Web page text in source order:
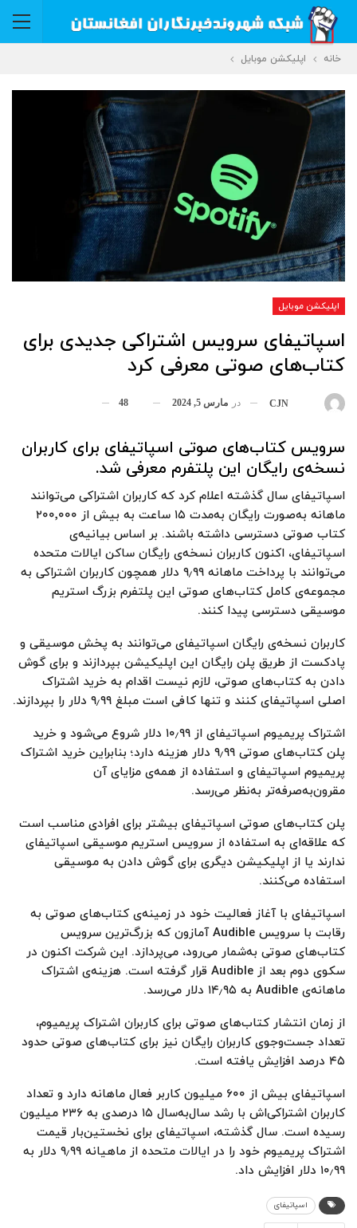
خانه اپلیکشن موبایل
اپلیکشن موبایل
اسپاتیفای سرویس اشتراکی جدیدی برای
کتاب‌های صوتی معرفی کرد
CJN در مارس 5, 2024 48
سرویس کتاب‌های صوتی اسپاتیفای برای کاربران
نسخه‌ی رایگان این پلتفرم معرفی شد.
اسپاتیفای سال گذشته اعلام کرد که کاربران اشتراکی می‌توانند
ماهانه به‌صورت رایگان به‌مدت ۱۵ ساعت به بیش از ۲۰۰٬۰۰۰
کتاب‌ صوتی دسترسی داشته باشند. بر اساس بیانیه‌ی
اسپاتیفای، اکنون کاربران نسخه‌ی رایگان ساکن ایالات متحده
می‌توانند با پرداخت ماهانه‌ ۹٫۹۹ دلار همچون کاربران اشتراکی به
مجموعه‌ی کامل کتاب‌های صوتی این پلتفرم بزرگ استریم
موسیقی دسترسی پیدا کنند.
کاربران نسخه‌ی رایگان اسپاتیفای می‌توانند به پخش موسیقی و
پادکست‌ از طریق پلن رایگان این اپلیکیشن بپردازند و برای گوش
دادن به کتاب‌های صوتی، لازم نیست اقدام به خرید اشتراک
اصلی اسپاتیفای کنند و تنها کافی است مبلغ ۹٫۹۹ دلار را بپردازند.
اشتراک پریمیوم اسپاتیفای از ۱۰٫۹۹ دلار شروع می‌شود و خرید
پلن کتاب‌های صوتی ۹٫۹۹ دلار هزینه دارد؛ بنابراین خرید اشتراک
پریمیوم اسپاتیفای و استفاده از همه‌ی مزایای آن
مقرون‌به‌صرفه‌تر به‌نظر می‌رسد.
پلن کتاب‌‌های ‌صوتی اسپاتیفای بیشتر برای افرادی مناسب است
که علاقه‌ای به استفاده از سرویس استریم موسیقی اسپاتیفای
ندارند یا از اپلیکیشن دیگری برای گوش دادن به موسیقی
استفاده می‌کنند.
اسپاتیفای با آغاز فعالیت خود در زمینه‌ی کتاب‌های صوتی به
رقابت با سرویس Audible آمازون که بزرگ‌ترین سرویس
کتاب‌های صوتی به‌شمار می‌رود، می‌پردازد. این شرکت اکنون در
سکوی دوم بعد از Audible قرار گرفته است. هزینه‌ی اشتراک
ماهانه‌ی Audible به ۱۴٫۹۵ دلار می‌رسد.
از زمان انتشار کتاب‌های صوتی برای کاربران اشتراک پریمیوم،
تعداد جست‌وجوی کاربران رایگان نیز برای کتاب‌های صوتی حدود
۴۵ درصد افزایش یافته است.
اسپاتیفای بیش از ۶۰۰ میلیون کاربر فعال ماهانه دارد و تعداد
کاربران اشتراکی‌اش با رشد سال‌به‌سال ۱۵ درصدی به ۲۳۶ میلیون
رسیده است. سال گذشته، اسپاتیفای برای نخستین‌بار قیمت
اشتراک پریمیوم خود را در ایالات متحده از ماهیانه ۹٫۹۹ دلار به
۱۰٫۹۹ دلار افزایش داد.
اسپاتیفای